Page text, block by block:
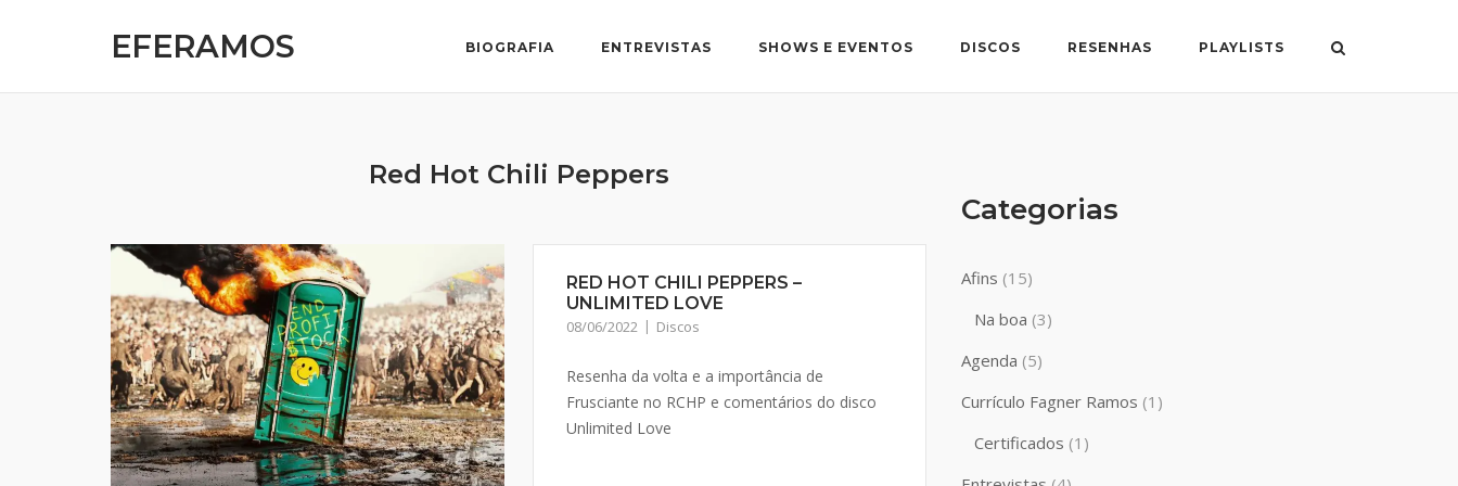
EFERAMOS BIOGRAFIA ENTREVISTAS SHOWS E EVENTOS DISCOS RESENHAS PLAYLISTS
Red Hot Chili Peppers
RED HOT CHILI PEPPERS –
UNLIMITED LOVE
08/06/2022 Discos
Resenha da volta e a importância de
Frusciante no RCHP e comentários do disco
Unlimited Love
Categorias
Afins (15)
Na boa (3)
Agenda (5)
Currículo Fagner Ramos (1)
Certificados (1)